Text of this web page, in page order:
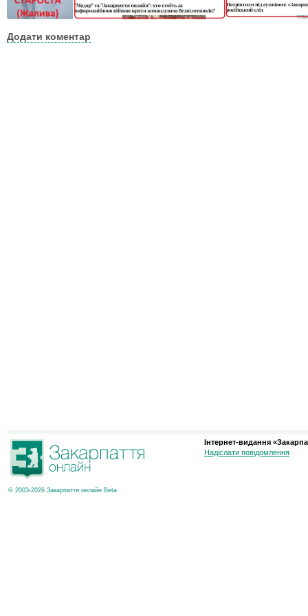
Додати коментар
© 2003-2026 Закарпаття онлайн Beta
Інтернет-видання
Надіслати повідомлення